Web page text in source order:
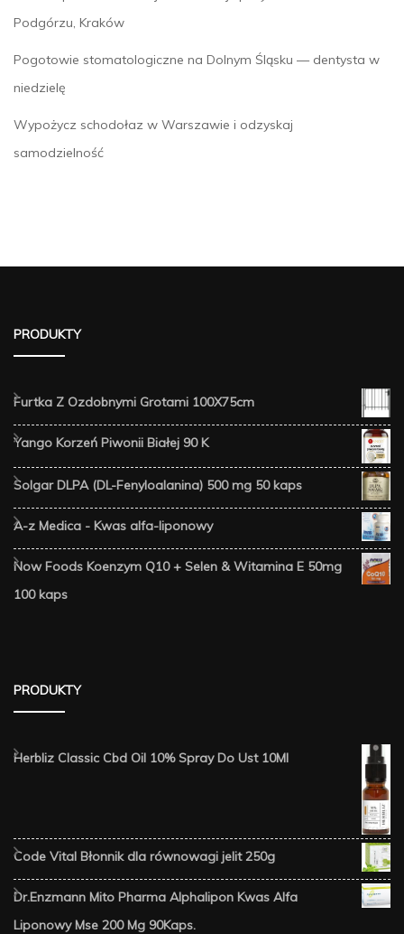
Podgórzu, Kraków
Pogotowie stomatologiczne na Dolnym Śląsku — dentysta w
niedzielę
Wypożycz schodołaz w Warszawie i odzyskaj
samodzielność
PRODUKTY
Furtka Z Ozdobnymi Grotami 100X75cm
Yango Korzeń Piwonii Białej 90 K
Solgar DLPA (DL-Fenyloalanina) 500 mg 50 kaps
A-z Medica - Kwas alfa-liponowy
Now Foods Koenzym Q10 + Selen & Witamina E 50mg
100 kaps
PRODUKTY
Herbliz Classic Cbd Oil 10% Spray Do Ust 10Ml
Code Vital Błonnik dla równowagi jelit 250g
Dr.Enzmann Mito Pharma Alphalipon Kwas Alfa
Liponowy Mse 200 Mg 90Kaps.